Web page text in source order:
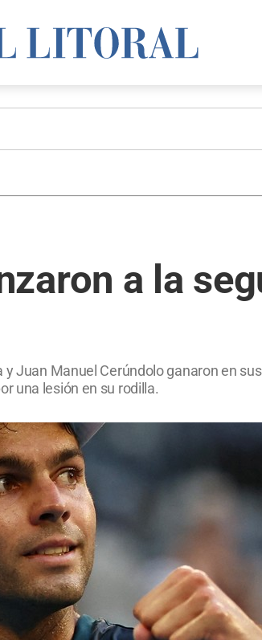
a la
Juan Manuel Cerúndolo ganaron en
una lesión en su rodilla.